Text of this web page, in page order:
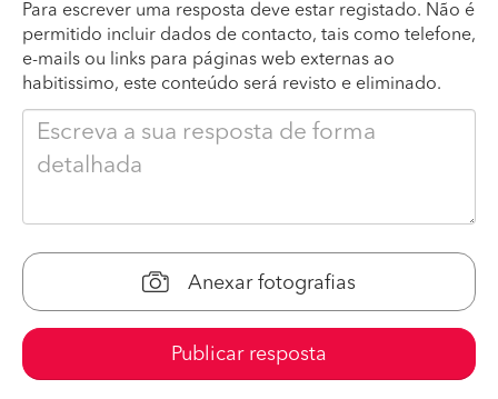
Para escrever uma resposta deve estar registado. Não é
permitido incluir dados de contacto, tais como telefone,
e-mails ou links para páginas web externas ao
habitissimo, este conteúdo será revisto e eliminado.
Anexar fotografias
Publicar resposta